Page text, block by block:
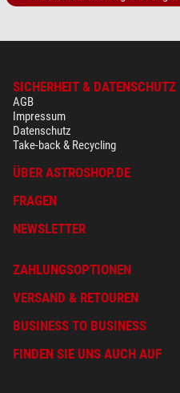
SICHERHEIT & DATENSCHUTZ
AGB
Impressum
Datenschutz
Take-back & Recycling
ÜBER ASTROSHOP.DE
FRAGEN
NEWSLETTER
ZAHLUNGSOPTIONEN
VERSAND & RETOUREN
BUSINESS TO BUSINESS
FINDEN SIE UNS AUCH AUF